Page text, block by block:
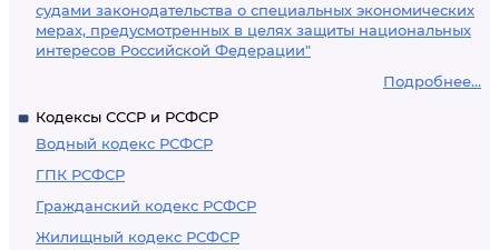
судами законодательства о специальных экономических
мерах, предусмотренных в целях защиты национальных
интересов Российской Федерации"
Подробнее...
Кодексы СССР и РСФСР
Водный кодекс РСФСР
ГПК РСФСР
Гражданский кодекс РСФСР
Жилищный кодекс РСФСР